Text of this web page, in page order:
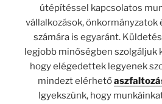
útépítéssel kapcsolatos
vállalkozások, önkormányzatok
számára is egyaránt.
legjobb minőségben szolgáljuk
hogy elégedettek legyenek
mindezt elérhető
Igyekszünk, hogy